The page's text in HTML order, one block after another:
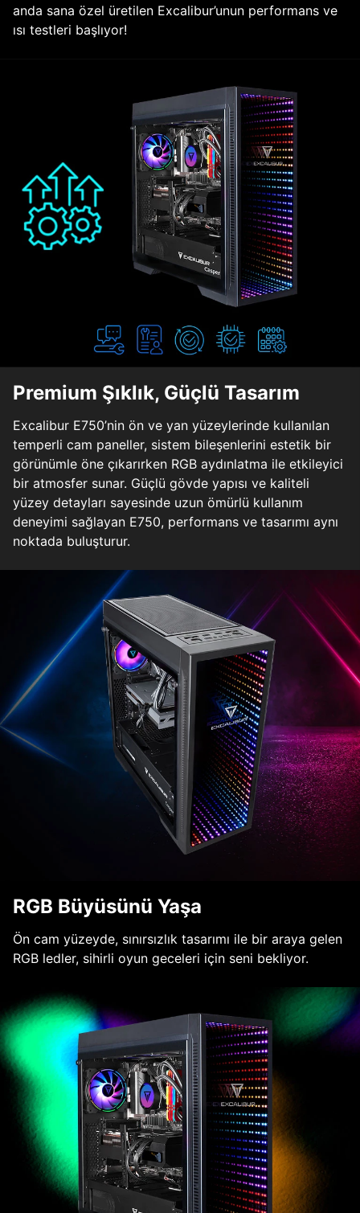
anda sana özel üretilen Excalibur’unun performans ve
ısı testleri başlıyor!
Premium Şıklık, Güçlü Tasarım
Excalibur E750’nin ön ve yan yüzeylerinde kullanılan
temperli cam paneller, sistem bileşenlerini estetik bir
görünümle öne çıkarırken RGB aydınlatma ile etkileyici
bir atmosfer sunar. Güçlü gövde yapısı ve kaliteli
yüzey detayları sayesinde uzun ömürlü kullanım
deneyimi sağlayan E750, performans ve tasarımı aynı
noktada buluşturur.
RGB Büyüsünü Yaşa
Ön cam yüzeyde, sınırsızlık tasarımı ile bir araya gelen
RGB ledler, sihirli oyun geceleri için seni bekliyor.